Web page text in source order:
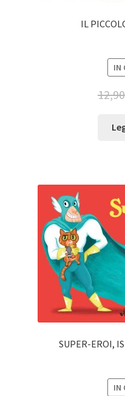
IL
IN
12,90
SUPER-EROI,
IN